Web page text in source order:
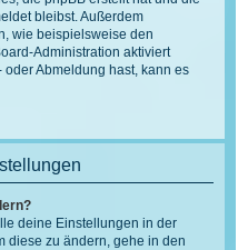
bleibst. Außerdem
wie beispielsweise den
Administration aktiviert
Abmeldung hast, kann es
deine Einstellungen in der
diese zu ändern, gehe in den